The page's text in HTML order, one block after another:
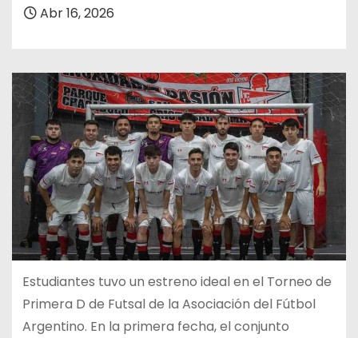
Abr 16, 2026
Estudiantes tuvo un estreno ideal en el Torneo de
Primera D de Futsal de la Asociación del Fútbol
Argentino. En la primera fecha, el conjunto